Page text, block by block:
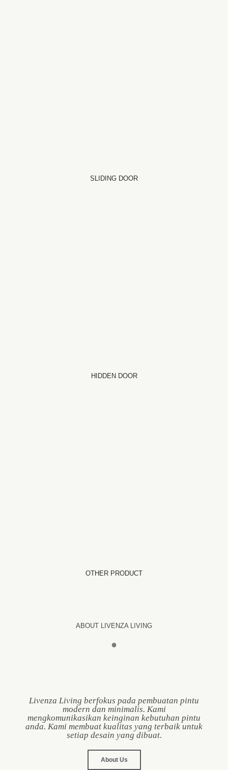
SLIDING DOOR
HIDDEN DOOR
OTHER PRODUCT
ABOUT LIVENZA LIVING
●
Livenza Living berfokus pada pembuatan pintu
modern dan minimalis. Kami
mengkomunikasikan keinginan kebutuhan pintu
anda. Kami membuat kualitas yang terbaik untuk
setiap desain yang dibuat.
About Us